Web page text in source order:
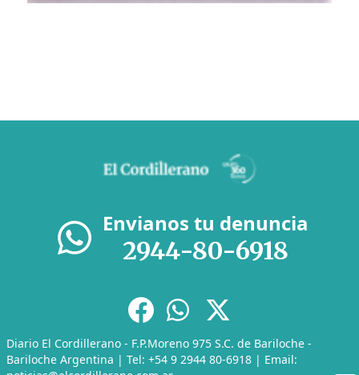
Envianos tu denuncia
2944-80-6918
Diario El Cordillerano - F.P.Moreno 975 S.C. de Bariloche -
Bariloche Argentina | Tel: +54 9 2944 80-6918 | Email: